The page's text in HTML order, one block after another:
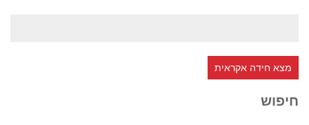
מצא חידה אקראית
חיפוש